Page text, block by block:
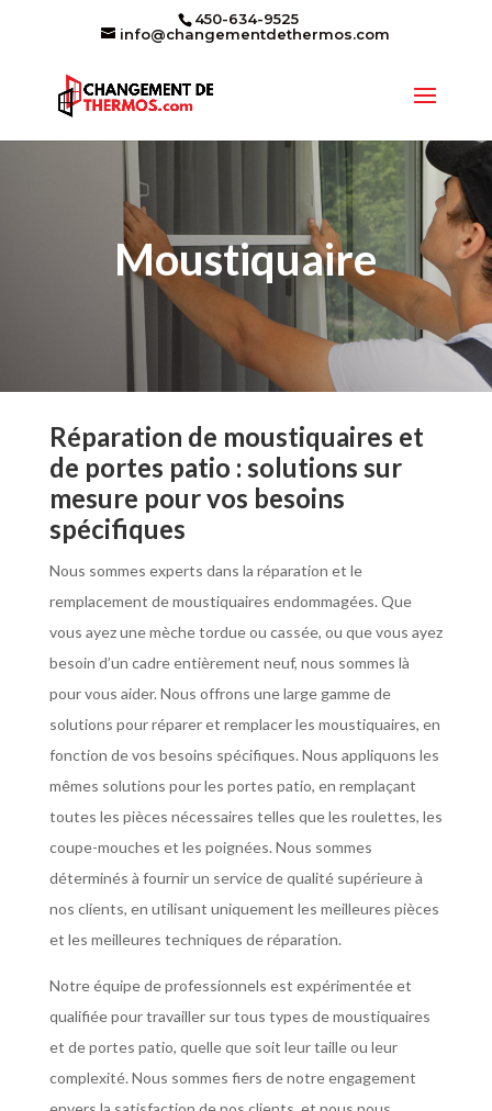
450-634-9525
info@changementdethermos.com
Moustiquaire
Réparation de moustiquaires et
de portes patio : solutions sur
mesure pour vos besoins
spécifiques
Nous sommes experts dans la réparation et le
remplacement de moustiquaires endommagées. Que
vous ayez une mèche tordue ou cassée, ou que vous ayez
besoin d’un cadre entièrement neuf, nous sommes là
pour vous aider. Nous offrons une large gamme de
solutions pour réparer et remplacer les moustiquaires, en
fonction de vos besoins spécifiques. Nous appliquons les
mêmes solutions pour les portes patio, en remplaçant
toutes les pièces nécessaires telles que les roulettes, les
coupe-mouches et les poignées. Nous sommes
déterminés à fournir un service de qualité supérieure à
nos clients, en utilisant uniquement les meilleures pièces
et les meilleures techniques de réparation.
Notre équipe de professionnels est expérimentée et
qualifiée pour travailler sur tous types de moustiquaires
et de portes patio, quelle que soit leur taille ou leur
complexité. Nous sommes fiers de notre engagement